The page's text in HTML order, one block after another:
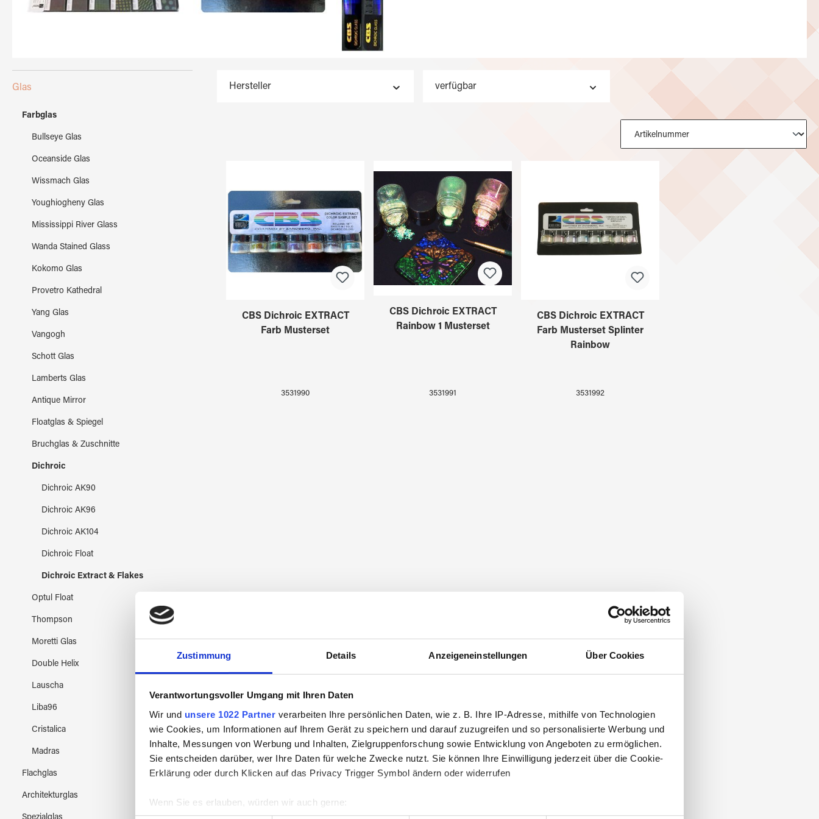
Zustimmung Details Anzeigeneinstellungen Über Cookies
Verantwortungsvoller Umgang mit Ihren Daten
Wir und unsere 1022 Partner verarbeiten Ihre persönlichen Daten, wie z. B. Ihre IP-Adresse, mithilfe von Technologien
wie Cookies, um Informationen auf Ihrem Gerät zu speichern und darauf zuzugreifen und so personalisierte Werbung und
Inhalte, Messungen von Werbung und Inhalten, Zielgruppenforschung sowie Entwicklung von Angeboten zu ermöglichen.
Sie entscheiden darüber, wer Ihre Daten für welche Zwecke nutzt. Sie können Ihre Einwilligung jederzeit über die Cookie-
Erklärung oder durch Klicken auf das Privacy Trigger Symbol ändern oder widerrufen
Wenn Sie es erlauben, würden wir auch gerne:
Glas
Farbglas
Bullseye Glas
Oceanside Glas
Wissmach Glas
Youghiogheny Glas
Mississippi River Glass
Wanda Stained Glass
Kokomo Glas
Provetro Kathedral
Yang Glas
Vangogh
Schott Glas
Lamberts Glas
Antique Mirror
Floatglas & Spiegel
Bruchglas & Zuschnitte
Dichroic
Dichroic AK90
Dichroic AK96
Dichroic AK104
Dichroic Float
Dichroic Extract & Flakes
Optul Float
Thompson
Moretti Glas
Double Helix
Lauscha
Liba96
Cristalica
Madras
Flachglas
Architekturglas
Hersteller verfügbar
CBS Dichroic EXTRACT
Farb Musterset
3531990
CBS Dichroic EXTRACT
Rainbow 1 Musterset
3531991
CBS Dichroic EXTRACT
Farb Musterset Splinter
Rainbow
3531992